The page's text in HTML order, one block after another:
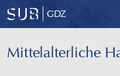
GDZ
Mittelalterliche